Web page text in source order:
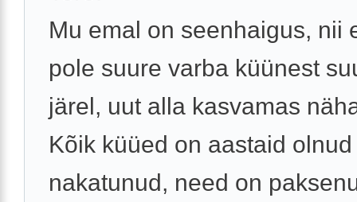
Mu emal on seenhaigus, nii
pole suure varba küünest
järel, uut alla kasvamas
Kõik küüed on aastaid olnud
nakatunud, need on